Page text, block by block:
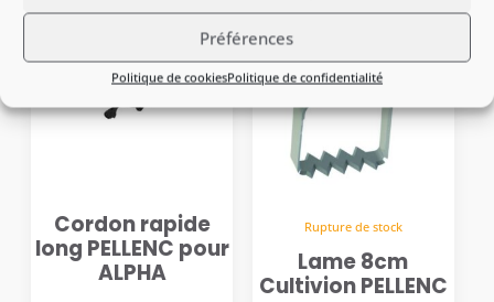
Préférences
Politique de cookiesPolitique de confidentialité
-15%
Cordon rapide
long PELLENC pour
ALPHA
Rupture de stock
-18%
Lame 8cm
Cultivion PELLENC